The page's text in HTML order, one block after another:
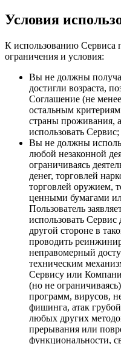
Условия
К использованию Сервиса
ограничения и условия:
Вы не должны
достигли возраста,
Соглашение (не
остальным
страны проживания,
использовать Сервис;
Вы не должны
любой незаконной
ограничиваясь
денег, торговлей
торговлей оружием,
ценными бумагами
Пользователь
использовать
другой стороне в
проводить
неправомерный
техническим
Сервису или
(но не
программ, вирусов,
фишинга, атак
любых других
прерывания или
функциональности,